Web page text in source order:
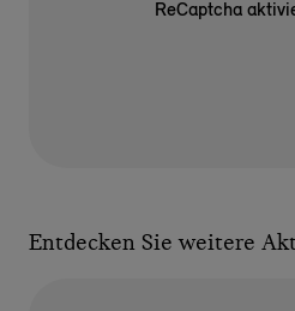
ReCaptcha
Entdecken Sie weitere